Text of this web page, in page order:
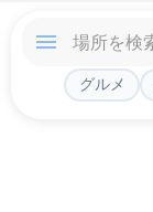
グルメ